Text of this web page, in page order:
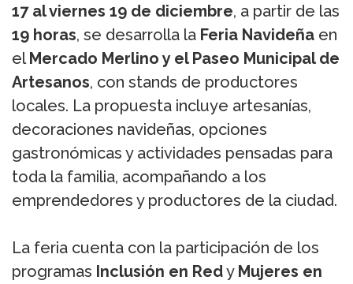
17 al viernes 19 de diciembre, a partir de las
19 horas, se desarrolla la Feria Navideña en
elMercado Merlino y el Paseo Municipal de
Artesanos, con stands de productores
locales. La propuesta incluye artesanías,
decoraciones navideñas, opciones
gastronómicas y actividades pensadas para
toda la familia, acompañando a los
emprendedores y productores de la ciudad.
La feria cuenta con la participación de los
programas Inclusión en Redy Mujeres en